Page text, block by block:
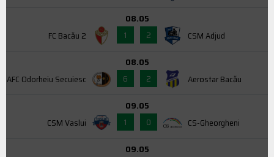
FC Bacău 2
08.05
1
2 CSM Adjud
AFC Odorheiu Secuiesc
08.05
6
2 Aerostar Bacău
CSM Vaslui
09.05
1
0 CS-Gheorgheni
09.05